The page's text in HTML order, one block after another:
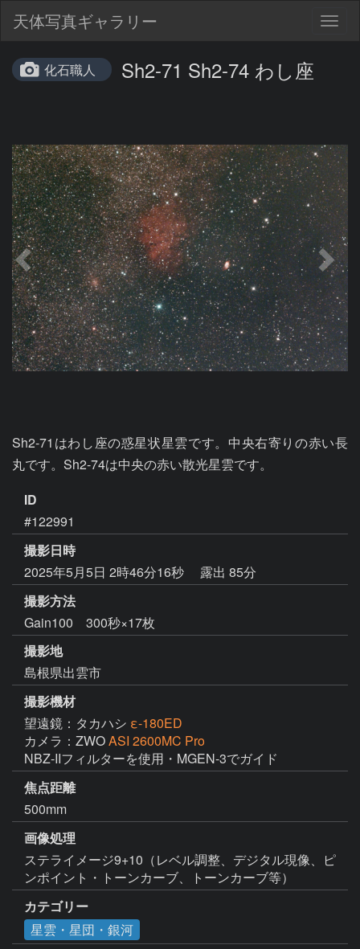
天体写真ギャラリー
化石職人 Sh2-71 Sh2-74 わし座
Sh2-71はわし座の惑星状星雲です。中央右寄りの赤い長
丸です。Sh2-74は中央の赤い散光星雲です。
ID
#122991
撮影日時
2025年5月5日 2時46分16秒
露出 85分
撮影方法
Gain100 300秒×17枚
撮影地
島根県出雲市
撮影機材
望遠鏡：タカハシ ε-180ED
カメラ：ZWOASI 2600MC Pro
NBZ-IIフィルターを使用・MGEN-3でガイド
焦点距離
500mm
画像処理
ステライメージ9+10（レベル調整、デジタル現像、ピ
カテゴリー
星雲・星団・銀河